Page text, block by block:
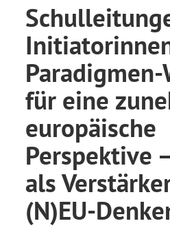
Paradigmen-
für eine
europäische
Perspektive
als
(N)EU-